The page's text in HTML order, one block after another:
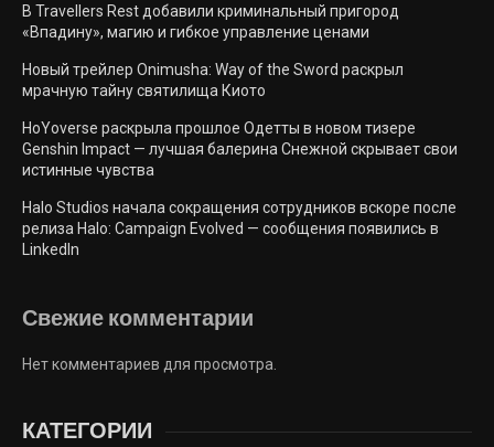
В Travellers Rest добавили криминальный пригород
«Впадину», магию и гибкое управление ценами
Новый трейлер Onimusha: Way of the Sword раскрыл
мрачную тайну святилища Киото
HoYoverse раскрыла прошлое Одетты в новом тизере
Genshin Impact — лучшая балерина Снежной скрывает свои
истинные чувства
Halo Studios начала сокращения сотрудников вскоре после
релиза Halo: Campaign Evolved — сообщения появились в
LinkedIn
Свежие комментарии
Нет комментариев для просмотра.
КАТЕГОРИИ